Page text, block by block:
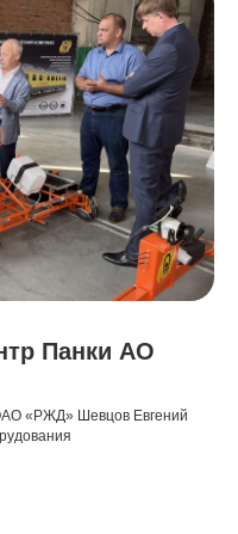
Панки АО
«РЖД» Шевцов Евгений